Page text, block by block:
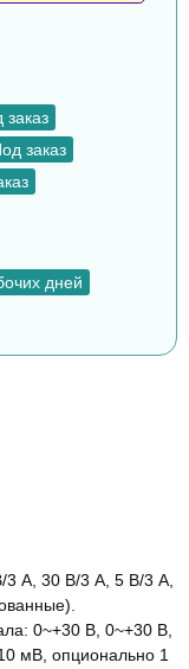
заказ
заказ
дней
3 А, 30 В/3 А, 5 В/3 А,
0~+30 В, 0~+30 В,
мВ, опционально 1